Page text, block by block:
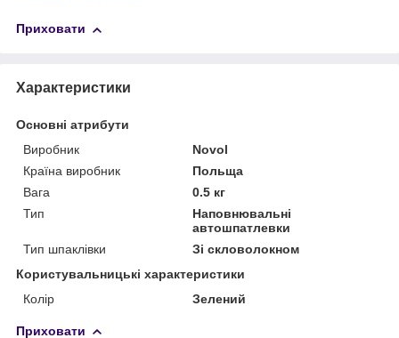
Приховати
Характеристики
Основні атрибути
Виробник
Novol
Країна виробник
Польща
Вага
0.5 кг
Тип
Наповнювальні
автошпатлевки
Тип шпаклівки
Зі скловолокном
Користувальницькі характеристики
Колір
Зелений
Приховати